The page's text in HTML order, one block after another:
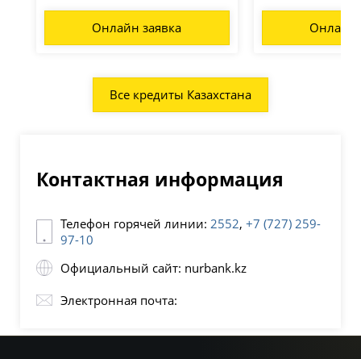
Онлайн заявка Онлайн
Все кредиты Казахстана
Контактная информация
Телефон горячей линии: 2552, +7 (727) 259-
97-10
Официальный сайт: nurbank.kz
Электронная почта: